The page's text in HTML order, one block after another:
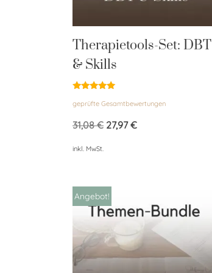
Therapietools-Set: DBT
& Skills
mit
von 5
geprüfte Gesamtbewertungen
31,08€ 27,97€
inkl. MwSt.
Angebot!